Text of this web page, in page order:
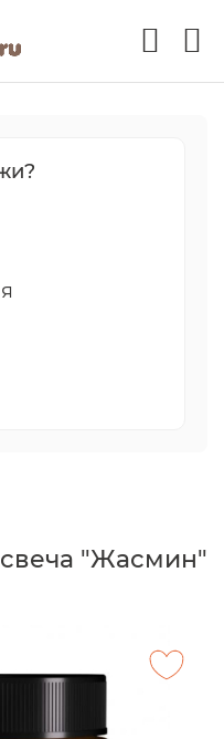
"Жасмин"